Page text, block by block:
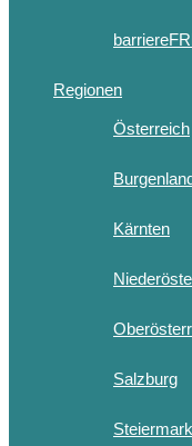
Regionen
Österreich
Kärnten
Salzburg
Steiermark